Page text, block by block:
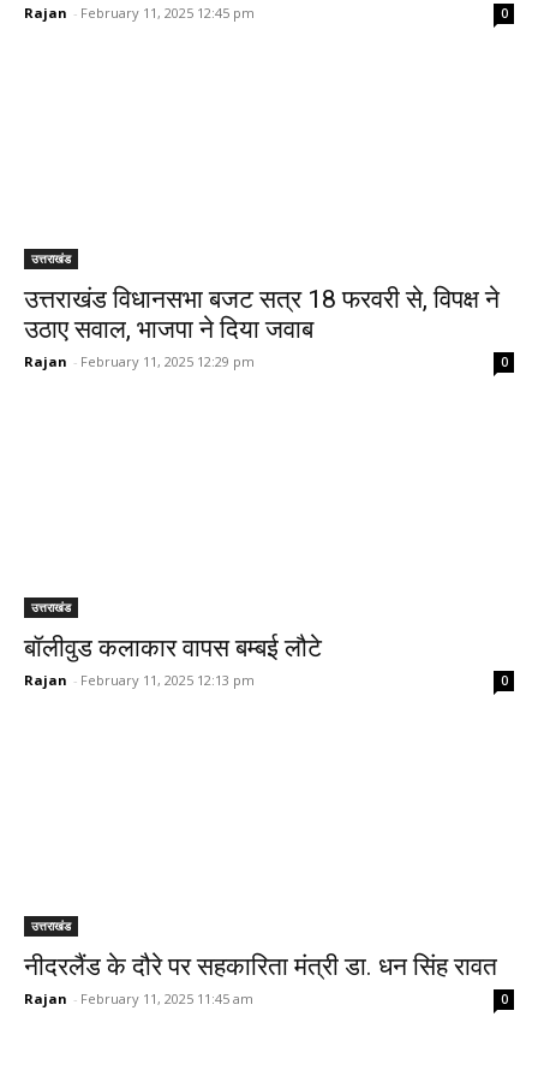
Rajan - February 11, 2025 12:45 pm 0
उत्तराखंड
उत्तराखंड विधानसभा बजट सत्र 18 फरवरी से, विपक्ष ने
उठाए सवाल, भाजपा ने दिया जवाब
Rajan - February 11, 2025 12:29 pm 0
उत्तराखंड
बॉलीवुड कलाकार वापस बम्बई लौटे
Rajan - February 11, 2025 12:13 pm 0
उत्तराखंड
नीदरलैंड के दौरे पर सहकारिता मंत्री डा. धन सिंह रावत
Rajan - February 11, 2025 11:45 am 0